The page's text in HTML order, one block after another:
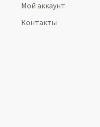
Мой аккаунт
Контакты